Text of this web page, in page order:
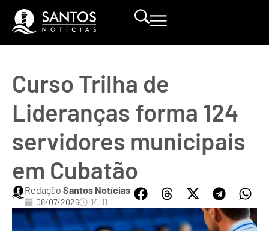
Curso Trilha de
Lideranças forma 124
servidores municipais
em Cubatão
Redação Santos Notícias
08/07/2026 14:11